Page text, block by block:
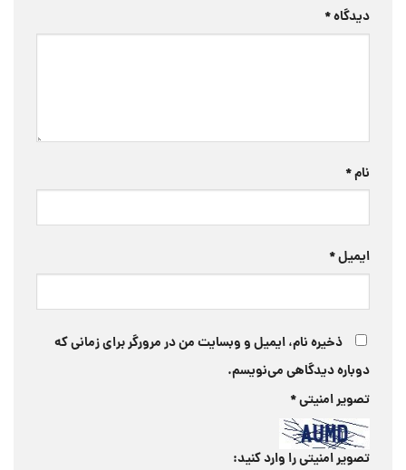
دیدگاه*
نام*
ایمیل*
ذخیره نام، ایمیل و وبسایت من در مرورگر برای زمانی که
دوباره دیدگاهی می‌نویسم.
تصویر امنیتی*
تصویر امنیتی را وارد کنید: